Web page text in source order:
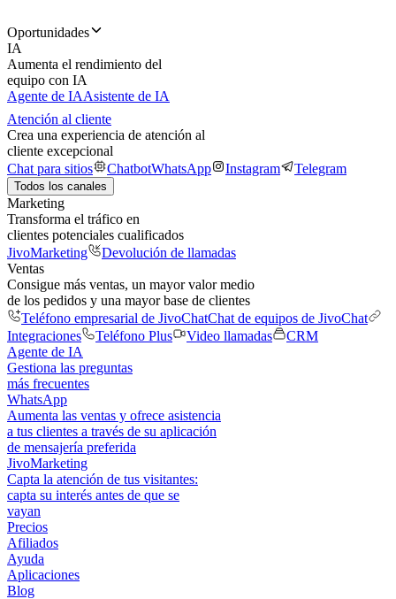
Oportunidades
IA
Aumenta el rendimiento del
equipo con IA
Agente de IAAsistente de IA
Atención al cliente
Crea una experiencia de atención al
cliente excepcional
Chat para sitios
ChatbotWhatsApp Instagram Telegram
Todos los canales
Marketing
Transforma el tráfico en
clientes potenciales cualificados
JivoMarketing
Devolución de llamadas
Ventas
Consigue más ventas, un mayor valor medio
de los pedidos y una mayor base de clientes
Teléfono empresarial de JivoChatChat de equipos de JivoChat
Integraciones
Teléfono Plus Video llamadas
CRM
Agente de IA
Gestiona las preguntas
más frecuentes
WhatsApp
Aumenta las ventas y ofrece asistencia
a tus clientes a través de su aplicación
de mensajería preferida
JivoMarketing
Capta la atención de tus visitantes:
capta su interés antes de que se
vayan
Precios
Afiliados
Ayuda
Aplicaciones
Blog